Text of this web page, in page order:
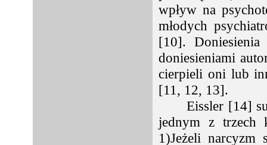
wpływ na
młodych
[10]. Doniesienia
doniesieniami
cierpieli oni lub
[11, 12, 13].
Eissler [14]
jednym z trzech
1)Jeżeli narcyzm